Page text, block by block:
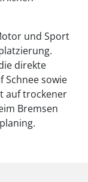
und Sport
direkte
Schnee sowie
auf trockener
Bremsen